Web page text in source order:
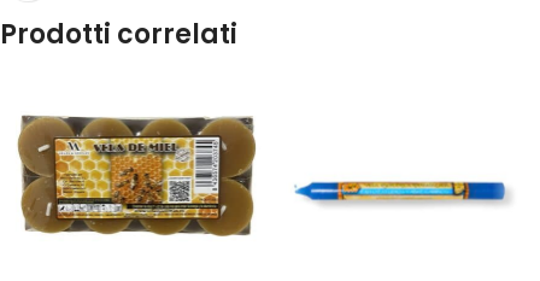
Prodotti correlati